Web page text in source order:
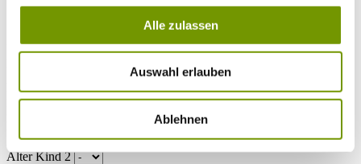
Alle zulassen
Auswahl erlauben
Ablehnen
UNTERKÜNFTE
Nächte
Alter Kind 1
Alter Kind 2